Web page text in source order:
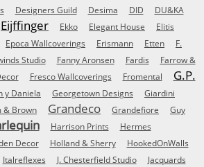
Designers Guild Desima DID
DU&KA
Eijffinger Ekko Elegant House Elitis
Epoca Wallcoverings Erismann Etten
F.
Studio Fanny Aronsen Fardis
Farrow &
Fresco Wallcoverings Fromental
G.P.
y Daniela Georgetown Designs
Giardini
& Brown Grandeco Grandefiore
Guy
Harrison Prints Hermes
Decor Holland & Sherry HookedOnWalls
Italreflexes J. Chesterfield Studio
Jacquards